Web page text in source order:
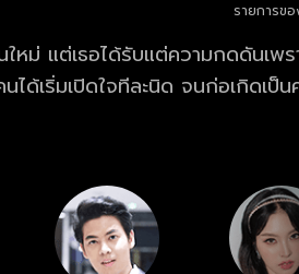
รายการข
ใหม่ แต่เธอได้รับแต่ความกดดันเพร
ได้เริ่มเปิดใจทีละนิด จนก่อเกิดเป็